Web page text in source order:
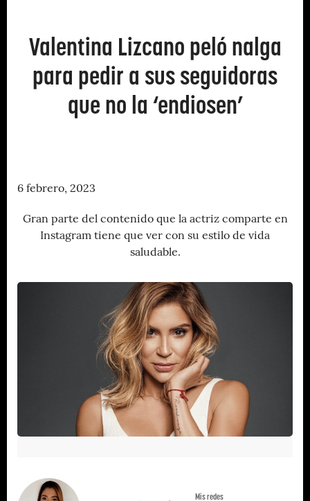
Valentina Lizcano peló nalga
para pedir a sus seguidoras
que no la ‘endiosen’
6 febrero, 2023
Gran parte del contenido que la actriz comparte en
Instagram tiene que ver con su estilo de vida
saludable.
Mis redes